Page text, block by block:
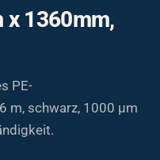
x 1360mm,
PE-
m, schwarz, 1000 µm